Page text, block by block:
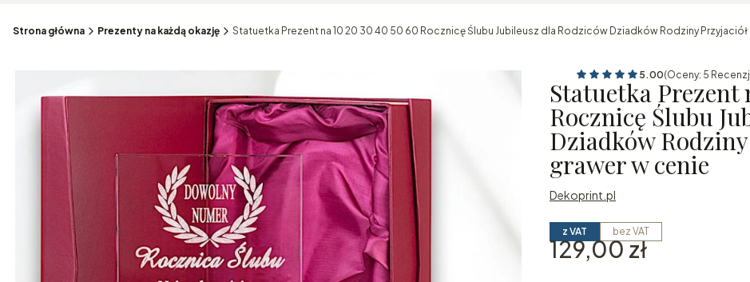
Strona główna Prezenty na każdą okazję Statuetka Prezent na 10 20 30 40 50 60 Rocznicę Ślubu Jubileusz dla Rodziców Dziadków Rodziny
5.00(Oceny: 5
Statuetka Prezent
Rocznicę Ślubu
Dziadków
grawer w cenie
Dekoprint.pl
z VAT bez VAT
Cena
129,00 zł